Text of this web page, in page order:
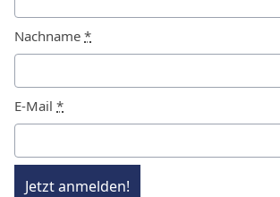
Nachname *
E-Mail *
Jetzt anmelden!